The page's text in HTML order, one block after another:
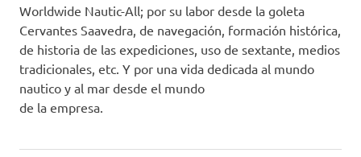
Worldwide Nautic-All; por su labor desde la goleta
Cervantes Saavedra, de navegación, formación histórica,
de historia de las expediciones, uso de sextante, medios
tradicionales, etc. Y por una vida dedicada al mundo
nautico y al mar desde el mundo
de la empresa.